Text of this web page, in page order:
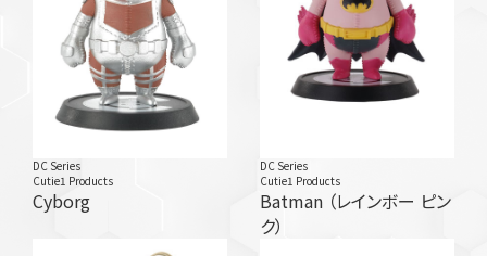
DC Series
Cutie1 Products
Cyborg
DC Series
Cutie1 Products
Batman （レインボー ピン
ク）